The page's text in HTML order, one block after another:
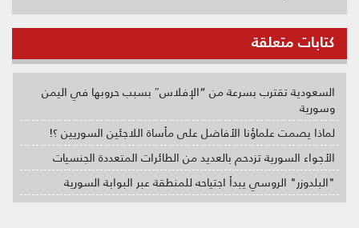
كتابات متعلقة
السعودية تقترب بسرعة من “الإفلاس″ بسبب حروبها في اليمن
وسورية
لماذا يصمت علماؤنا الأفاضل على مأساة اللاجئين السوريين ؟!
الأجواء السورية تزدحم بالعديد من الطائرات المتعددة الجنسيات
"البلدوزر" الروسي يبدأ اجتياحه للمنطقة عبر البوابة السورية